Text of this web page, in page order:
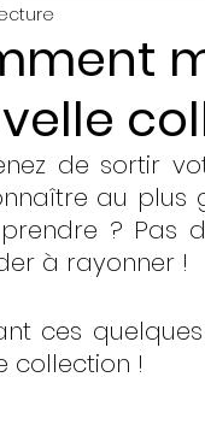
shooting
de sortir
au plus
? Pas
à rayonner !
ces
collection !